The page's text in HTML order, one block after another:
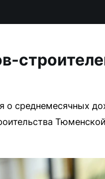
о среднемесячных